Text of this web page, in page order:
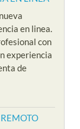
en linea.
con
experiencia
de